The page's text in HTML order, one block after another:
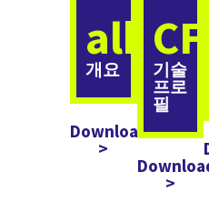
alkaLi
개요
Download
>
기술
프로
필
>